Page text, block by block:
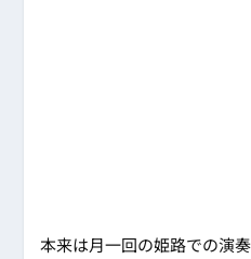
本来は月一回の姫路での演